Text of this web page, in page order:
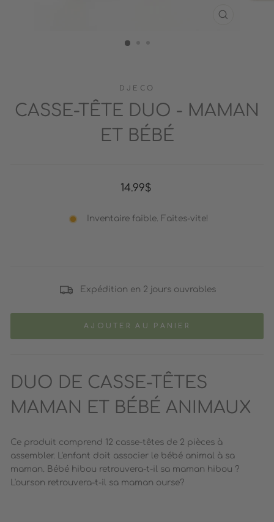
DJECO
CASSE-TÊTE DUO - MAMAN
ET BÉBÉ
Prix
14.99$
Inventaire faible. Faites-vite!
Expédition en 2 jours ouvrables
AJOUTER AU PANIER
DUO DE CASSE-TÊTES
MAMAN ET BÉBÉ ANIMAUX
Ce produit comprend 12 casse-têtes de 2 pièces à
assembler. L'enfant doit associer le bébé animal à sa
maman. Bébé hibou retrouvera-t-il sa maman hibou ?
L'ourson retrouvera-t-il sa maman ourse?